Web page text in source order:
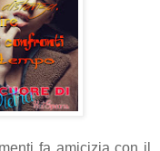
fa amicizia con il